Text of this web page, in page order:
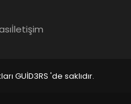
İletişim
GUİD3RS 'de saklıdır.